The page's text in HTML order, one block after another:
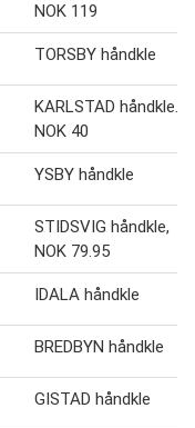
NOK 119
TORSBY håndkle
KARLSTAD håndkle.,
NOK 40
YSBY håndkle
STIDSVIG håndkle,
NOK 79.95
IDALA håndkle
BREDBYN håndkle
GISTAD håndkle